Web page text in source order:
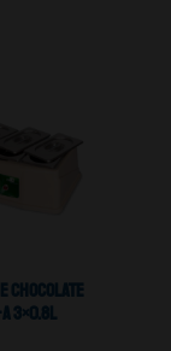
Chocolate
A 3×0.8L